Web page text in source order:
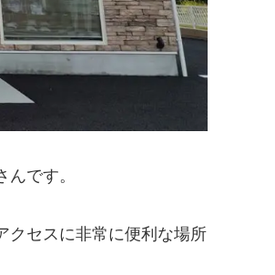
です。
セスに非常に便利な場所